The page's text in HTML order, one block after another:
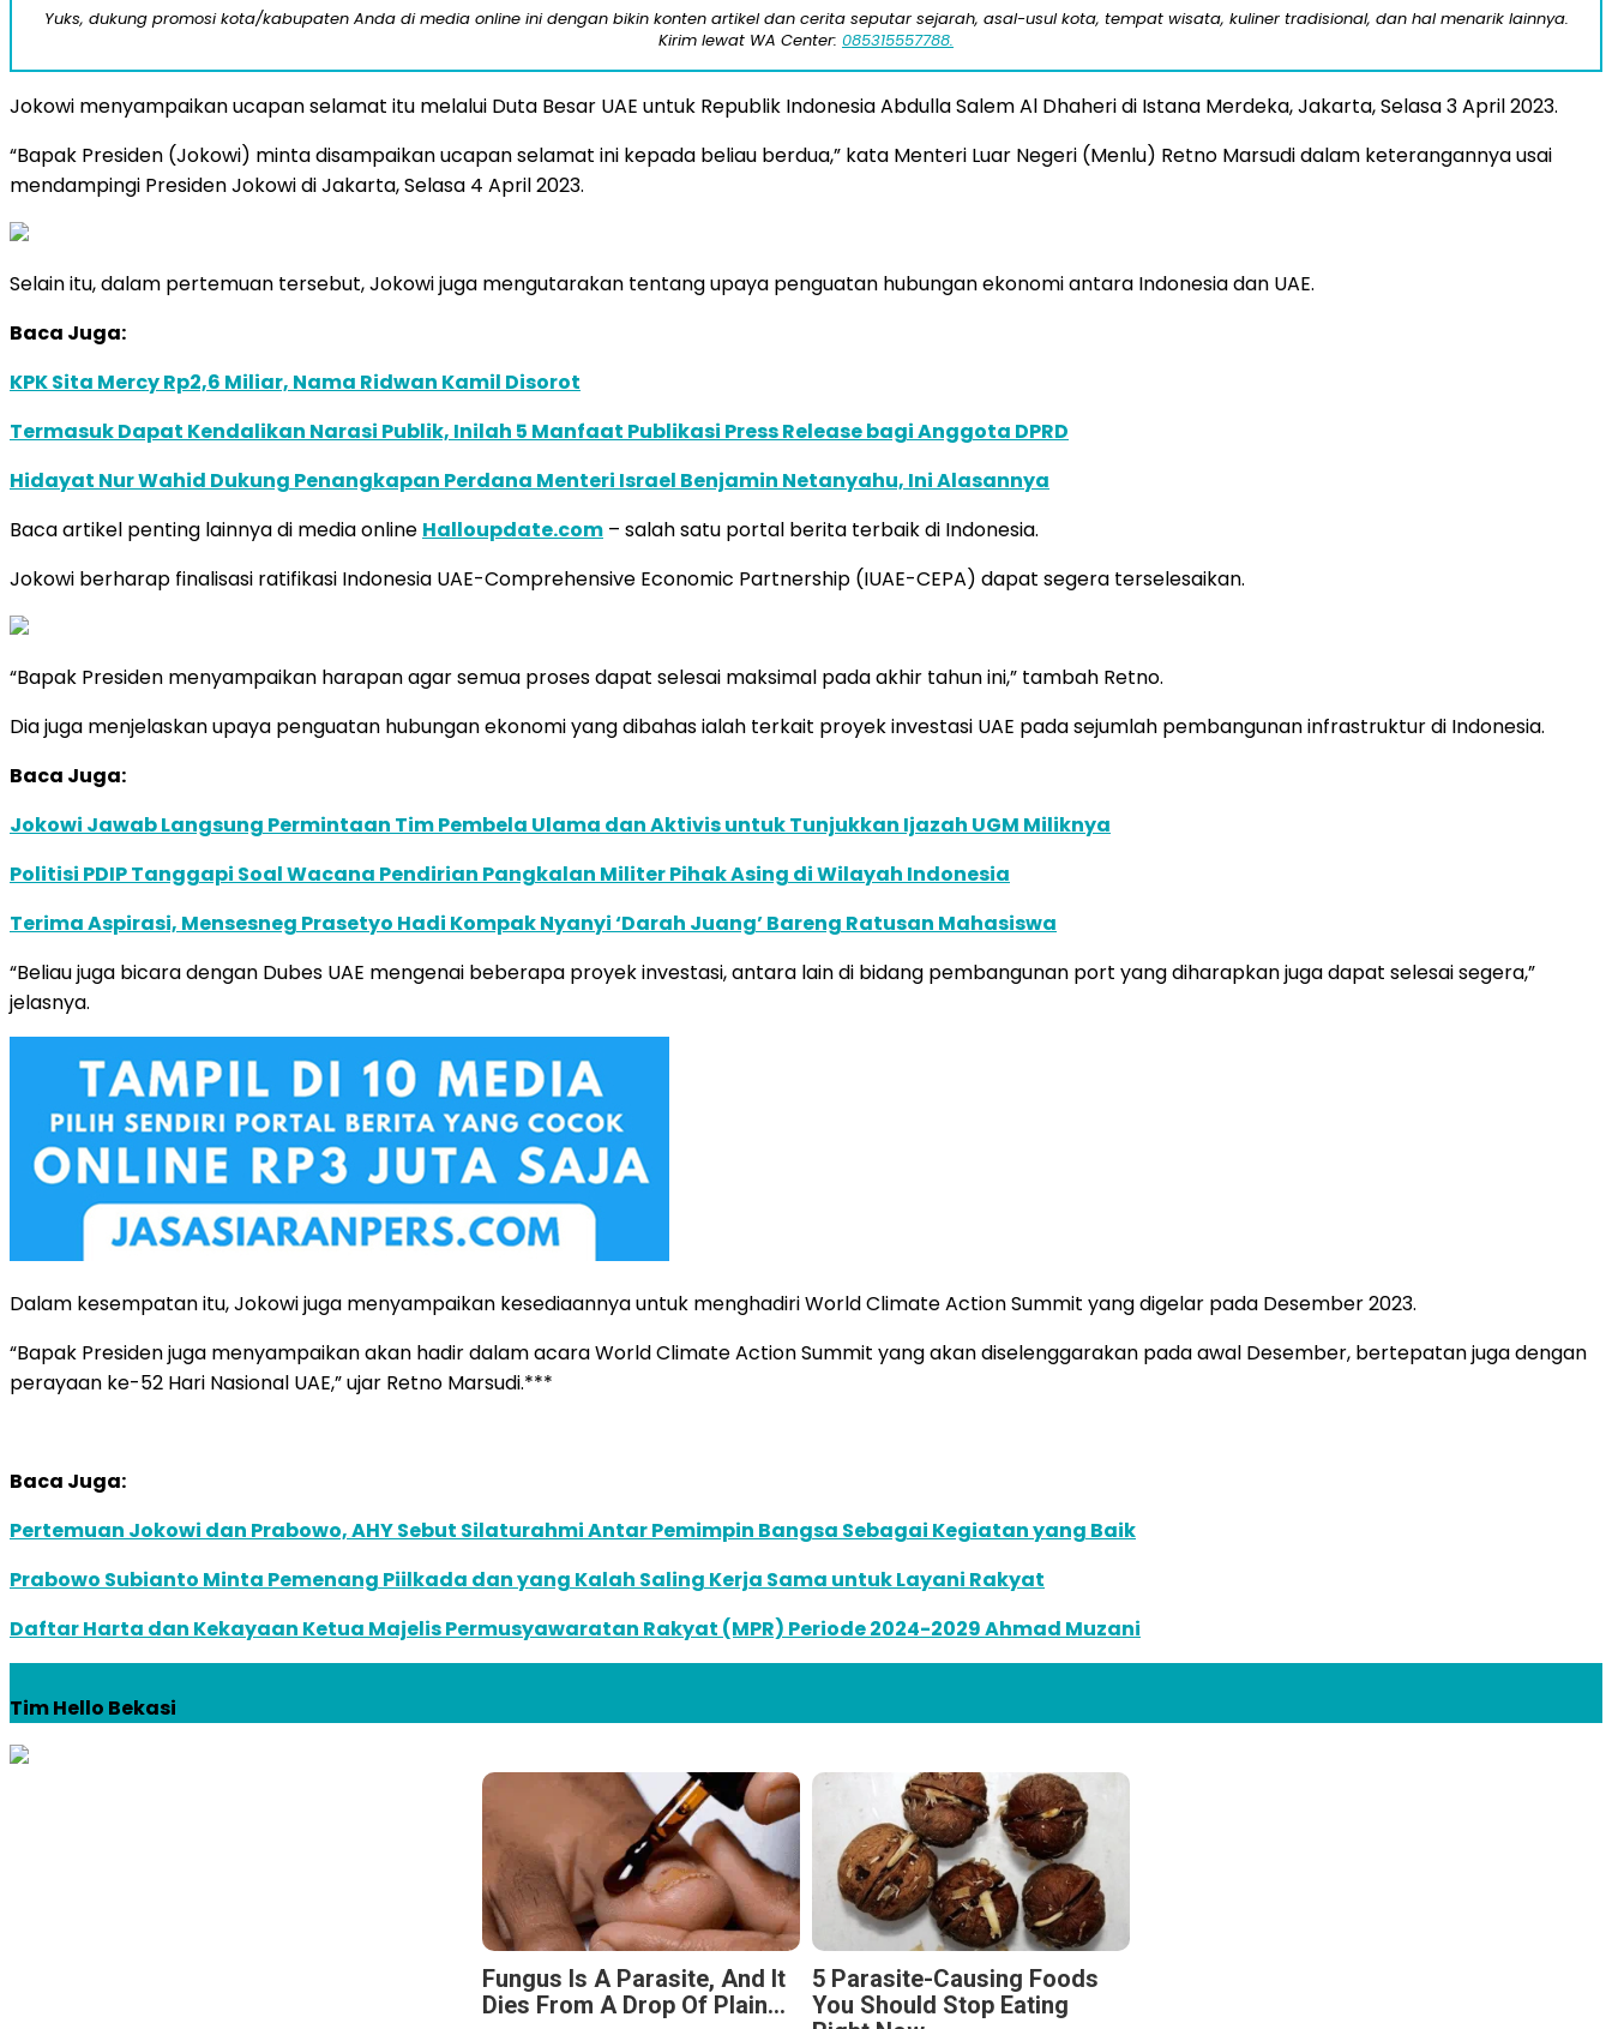
Yuks, dukung promosi kota/kabupaten Anda di media online ini dengan bikin konten artikel dan cerita seputar sejarah, asal-usul kota, tempat wisata, kuliner tradisional, dan hal menarik lainnya.
Kirim lewat WA Center: 085315557788.
Jokowi menyampaikan ucapan selamat itu melalui Duta Besar UAE untuk Republik Indonesia Abdulla Salem Al Dhaheri di Istana Merdeka, Jakarta, Selasa 3 April 2023.
“Bapak Presiden (Jokowi) minta disampaikan ucapan selamat ini kepada beliau berdua,” kata Menteri Luar Negeri (Menlu) Retno Marsudi dalam keterangannya usai
mendampingi Presiden Jokowi di Jakarta, Selasa 4 April 2023.
Selain itu, dalam pertemuan tersebut, Jokowi juga mengutarakan tentang upaya penguatan hubungan ekonomi antara Indonesia dan UAE.
Baca Juga:
KPK Sita Mercy Rp2,6 Miliar, Nama Ridwan Kamil Disorot
Termasuk Dapat Kendalikan Narasi Publik, Inilah 5 Manfaat Publikasi Press Release bagi Anggota DPRD
Hidayat Nur Wahid Dukung Penangkapan Perdana Menteri Israel Benjamin Netanyahu, Ini Alasannya
Baca artikel penting lainnya di media online Halloupdate.com – salah satu portal berita terbaik di Indonesia.
Jokowi berharap finalisasi ratifikasi Indonesia UAE-Comprehensive Economic Partnership (IUAE-CEPA) dapat segera terselesaikan.
“Bapak Presiden menyampaikan harapan agar semua proses dapat selesai maksimal pada akhir tahun ini,” tambah Retno.
Dia juga menjelaskan upaya penguatan hubungan ekonomi yang dibahas ialah terkait proyek investasi UAE pada sejumlah pembangunan infrastruktur di Indonesia.
Baca Juga:
Jokowi Jawab Langsung Permintaan Tim Pembela Ulama dan Aktivis untuk Tunjukkan Ijazah UGM Miliknya
Politisi PDIP Tanggapi Soal Wacana Pendirian Pangkalan Militer Pihak Asing di Wilayah Indonesia
Terima Aspirasi, Mensesneg Prasetyo Hadi Kompak Nyanyi ‘Darah Juang’ Bareng Ratusan Mahasiswa
“Beliau juga bicara dengan Dubes UAE mengenai beberapa proyek investasi, antara lain di bidang pembangunan port yang diharapkan juga dapat selesai segera,”
jelasnya.
Dalam kesempatan itu, Jokowi juga menyampaikan kesediaannya untuk menghadiri World Climate Action Summit yang digelar pada Desember 2023.
“Bapak Presiden juga menyampaikan akan hadir dalam acara World Climate Action Summit yang akan diselenggarakan pada awal Desember, bertepatan juga dengan
perayaan ke-52 Hari Nasional UAE,” ujar Retno Marsudi.***
Baca Juga:
Pertemuan Jokowi dan Prabowo, AHY Sebut Silaturahmi Antar Pemimpin Bangsa Sebagai Kegiatan yang Baik
Prabowo Subianto Minta Pemenang Piilkada dan yang Kalah Saling Kerja Sama untuk Layani Rakyat
Daftar Harta dan Kekayaan Ketua Majelis Permusyawaratan Rakyat (MPR) Periode 2024-2029 Ahmad Muzani
Tim Hello Bekasi
Fungus Is A Parasite, And It
Dies From A Drop Of Plain...
5 Parasite-Causing Foods
You Should Stop Eating